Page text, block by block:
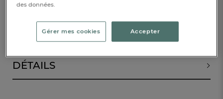
DESCRIPTION
DÉTAILS
des données.
Gérer mes cookies Accepter